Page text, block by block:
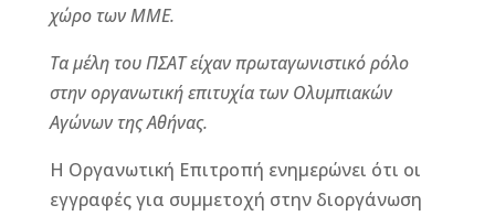
χώρο των ΜΜΕ.
Τα μέλη του ΠΣΑΤ είχαν πρωταγωνιστικό ρόλο
στην οργανωτική επιτυχία των Ολυμπιακών
Αγώνων της Αθήνας.
Η Οργανωτική Επιτροπή ενημερώνει ότι οι
εγγραφές για συμμετοχή στην διοργάνωση